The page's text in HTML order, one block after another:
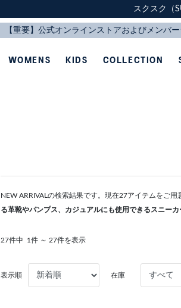
スクスク（配
スクスク（配
WOMENS KIDS COLLECTION
NEW ARRIVALの検索結果です。現在27アイテムをご用
る革靴やパンプス、カジュアルにも使用できるスニー
27件中 1件 ～ 27件を表示
表示順 在庫